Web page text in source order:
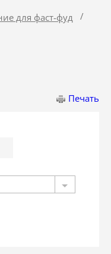
для фаст-фуд
/
Печать